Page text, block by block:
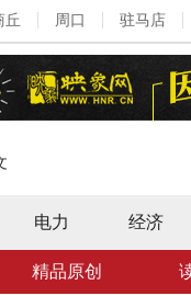
丘 周口 驻马店
电力 经济
精品原创